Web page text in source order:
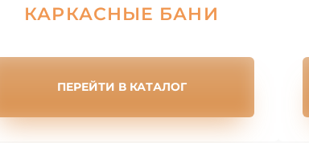
КАРКАСНЫЕ БАНИ
ПЕРЕЙТИ В КАТАЛОГ